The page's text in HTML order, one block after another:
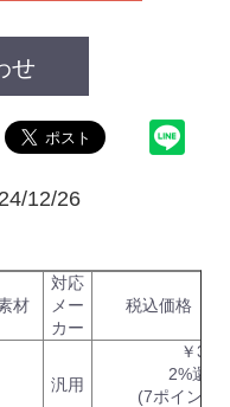
せ
12/26
材
対応
メー
カー
税込価格
汎用
￥396
2%還元
(7ポイント)